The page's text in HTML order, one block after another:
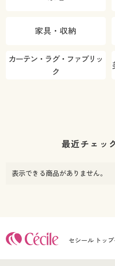
家具・収納
カーテン・ラグ・ファブリッ
ク
最近チェッ
表示できる商品がありません。
セシール トッ